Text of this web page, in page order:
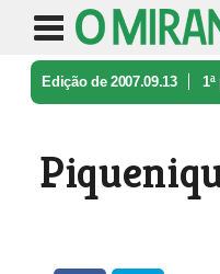
Edição de 2007.09.13